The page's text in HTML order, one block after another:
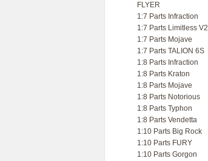
FLYER
1:7 Parts Infraction
1:7 Parts Limitless V2
1:7 Parts Mojave
1:7 Parts TALION 6S
1:8 Parts Infraction
1:8 Parts Kraton
1:8 Parts Mojave
1:8 Parts Notorious
1:8 Parts Typhon
1:8 Parts Vendetta
1:10 Parts Big Rock
1:10 Parts FURY
1:10 Parts Gorgon